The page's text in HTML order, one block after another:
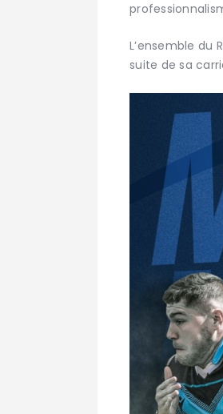
L’ensemble du
suite de sa